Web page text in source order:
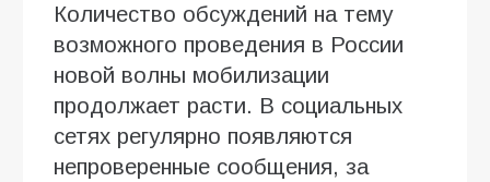
Количество обсуждений на тему
возможного проведения в России
новой волны мобилизации
продолжает расти. В социальных
сетях регулярно появляются
непроверенные сообщения, за